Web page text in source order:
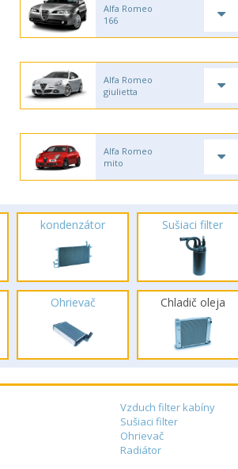
Alfa Romeo
166
Alfa Romeo
giulietta
Alfa Romeo
mito
kondenzátor Sušiaci filter
Ohrievač Chladič oleja
Vzduch filter kabíny
Sušiaci filter
Ohrievač
Radiátor